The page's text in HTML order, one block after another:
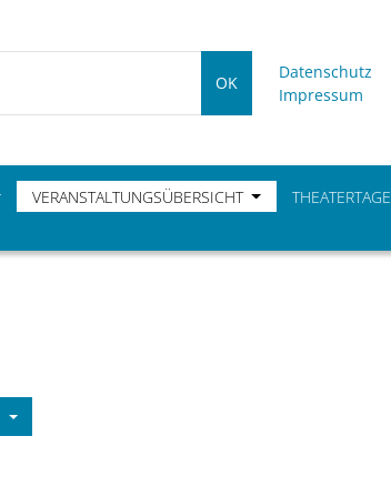
OK
Suchen
Datenschutz
Impressum
VERANSTALTUNGSÜBERSICHT THEATERTAGE